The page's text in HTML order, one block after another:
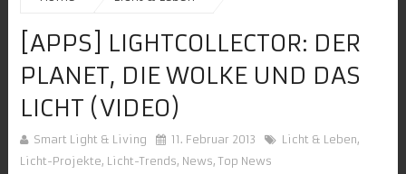
[APPS] LIGHTCOLLECTOR: DER
PLANET, DIE WOLKE UND DAS
LICHT (VIDEO)
Smart Light & Living 11. Februar 2013 Licht & Leben,
Licht-Projekte, Licht-Trends, News,Top News